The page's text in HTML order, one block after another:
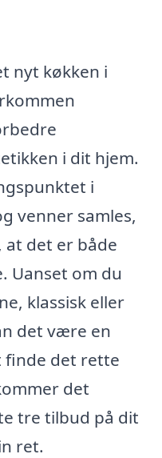
nyt køkken i
i dit hjem.
i
venner samles,
det er både
Uanset om du
klassisk eller
det være en
finde det rette
det
tre tilbud på dit
ret.